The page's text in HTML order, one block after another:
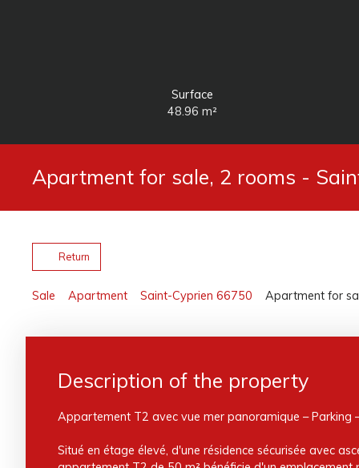
Surface
48.96m²
Apartment for sale, 2 rooms -
Return
Sale Apartment Saint-Cyprien 66750 Apartment for
Description of the property
Appartement T2 avec vue mer panoramique – Parking
Situé en étage élevé, d'une résidence sécurisée avec